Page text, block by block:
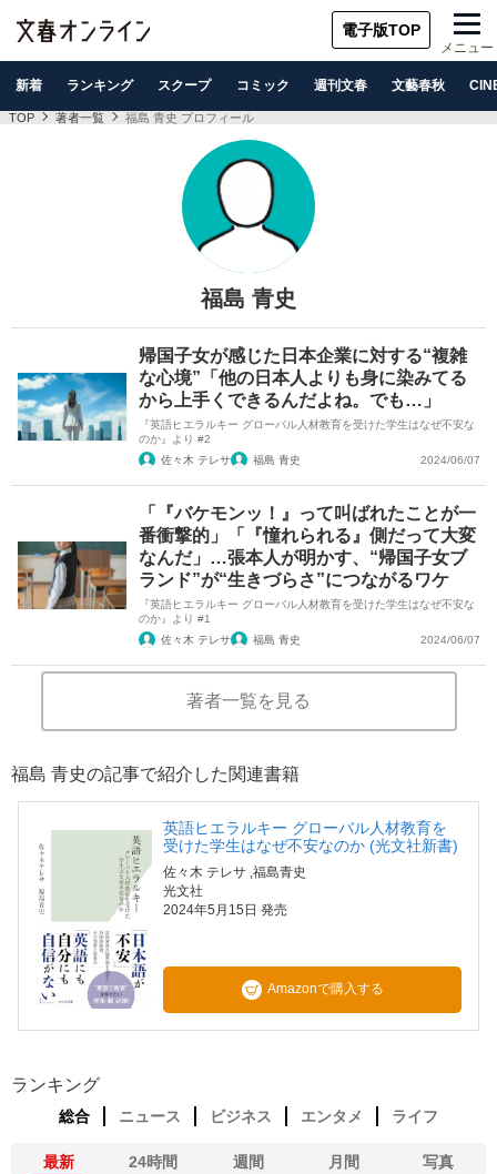
電子版TOP
メニュー
新着 ランキング スクープ コミック 週刊文春 文藝春秋
TOP 著者一覧 福島 青史 プロフィール
福島 青史
帰国子女が感じた日本企業に対する“複雑
な心境”「他の日本人よりも身に染みてる
から上手くできるんだよね。でも…」
『英語ヒエラルキー グローバル人材教育を受けた学生はなぜ不安な
のか』より #2
佐々木 テレサ
福島 青史 2024/06/07
「『バケモンッ！』って叫ばれたことが一
番衝撃的」「『憧れられる』側だって大変
なんだ」…張本人が明かす、“帰国子女ブ
ランド”が“生きづらさ”につながるワケ
『英語ヒエラルキー グローバル人材教育を受けた学生はなぜ不安な
のか』より #1
佐々木 テレサ
福島 青史 2024/06/07
著者一覧を見る
福島 青史の記事で紹介した関連書籍
英語ヒエラルキー グローバル人材教育を
受けた学生はなぜ不安なのか (光文社新書)
佐々木 テレサ ,福島青史
光文社
2024年5月15日 発売
Amazonで購入する
ランキング
総合 ニュース ビジネス エンタメ ライフ
最新 24時間 週間 月間 写真